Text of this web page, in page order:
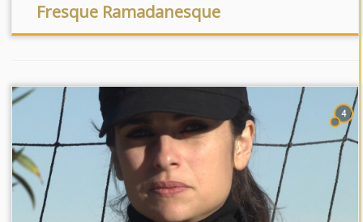
Fresque Ramadanesque
4